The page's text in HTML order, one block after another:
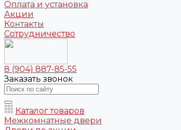
Оплата и установка
Акции
Контакты
Сотрудничество
8 (904) 887-85-55
Заказать звонок
Каталог товаров
Межкомнатные двери